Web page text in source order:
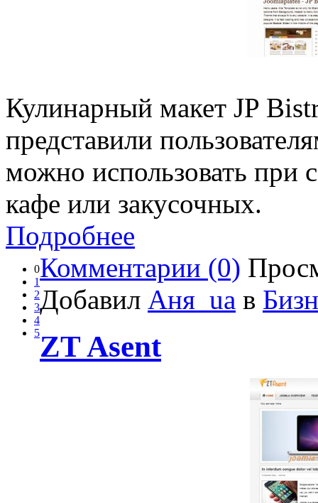
Кулинарный макет JP
представили
можно использовать при
кафе или закусочных.
Подробнее
0
1
2
3
4
5
Комментарии (0)
Добавил Аня_ua в
ZT Asent